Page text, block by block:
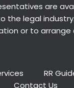
are
the legal
or to arrange
RR
Contact Us